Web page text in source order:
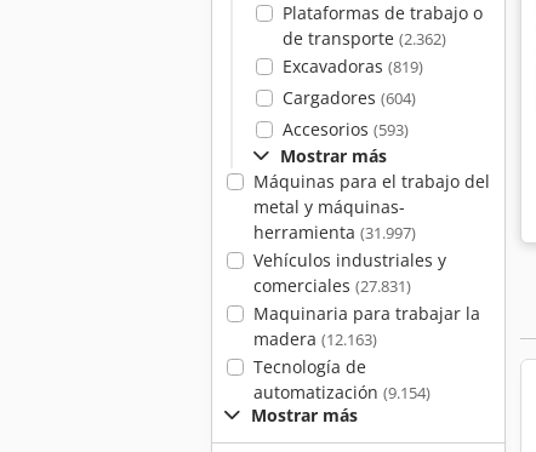
Plataformas de trabajo o
de transporte (2.362)
Excavadoras (819)
Cargadores (604)
Accesorios (593)
Mostrar más
Máquinas para el trabajo del
metal y máquinas-
herramienta (31.997)
Vehículos industriales y
comerciales (27.831)
Maquinaria para trabajar la
madera (12.163)
Tecnología de
automatización (9.154)
Mostrar más